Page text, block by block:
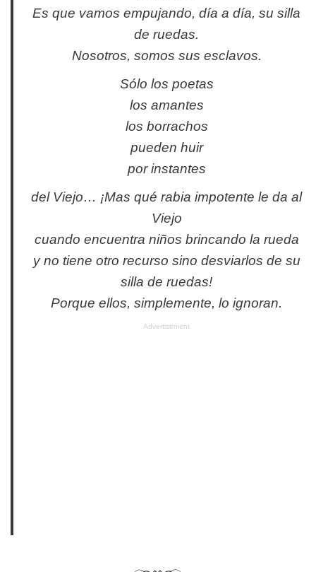
Es que vamos empujando, día a día, su silla
de ruedas.
Nosotros, somos sus esclavos.
Sólo los poetas
los amantes
los borrachos
pueden huir
por instantes
del Viejo… ¡Mas qué rabia impotente le da al
Viejo
cuando encuentra niños brincando la rueda
y no tiene otro recurso sino desviarlos de su
silla de ruedas!
Porque ellos, simplemente, lo ignoran.
Advertisement